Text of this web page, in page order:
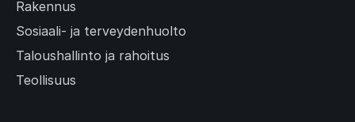
Rakennus
Sosiaali- ja terveydenhuolto
Taloushallinto ja rahoitus
Teollisuus